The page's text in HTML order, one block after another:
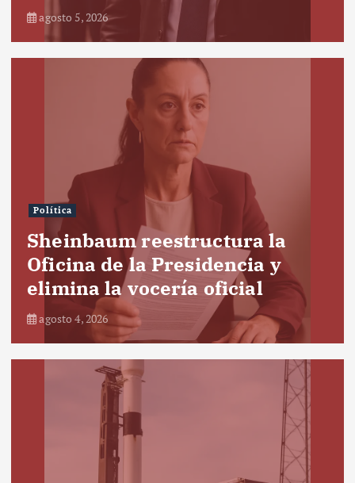
agosto 5, 2026
Política
Sheinbaum reestructura la
Oficina de la Presidencia y
elimina la vocería oficial
agosto 4, 2026